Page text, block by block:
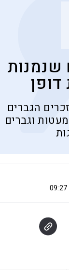
דופן
הגברים
וגברים